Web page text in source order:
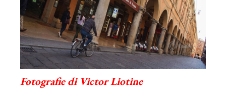
Fotografie di Victor Liotine